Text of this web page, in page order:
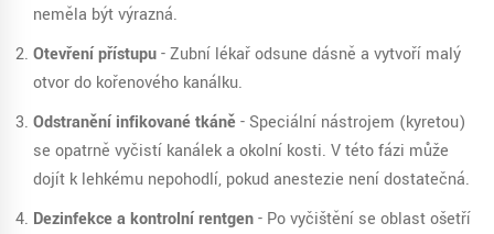
neměla být výrazná.
Otevření přístupu- Zubní lékař odsune dásně a vytvoří malý
otvor do kořenového kanálku.
Odstranění infikované tkáně- Speciální nástrojem (kyretou)
se opatrně vyčistí kanálek a okolní kosti. V této fázi může
dojít k lehkému nepohodlí, pokud anestezie není dostatečná.
Dezinfekce a kontrolní rentgen- Po vyčištění se oblast ošetří